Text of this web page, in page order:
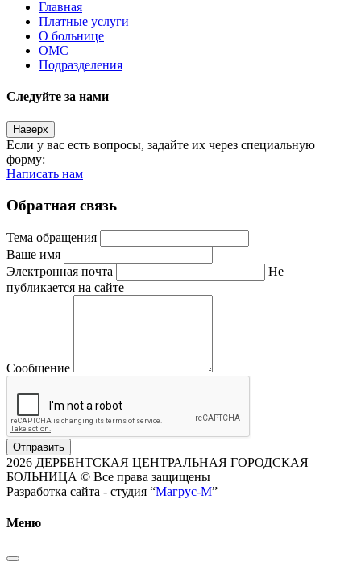
Главная
Платные услуги
О больнице
ОМС
Подразделения
Следуйте за нами
Наверх
Если у вас есть вопросы, задайте их через специальную
форму:
Написать нам
Обратная связь
Тема обращения
Ваше имя
Электронная почта
Не
публикается на сайте
Сообщение
Отправить
2026 ДЕРБЕНТСКАЯ ЦЕНТРАЛЬНАЯ ГОРОДСКАЯ
БОЛЬНИЦА © Все права защищены
Разработка сайта - студия “Магрус-М”
Меню